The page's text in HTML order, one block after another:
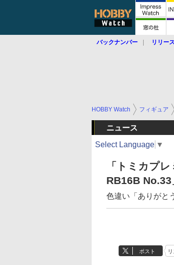
バックナンバー リリー
HOBBY Watch フィギュア
ニュース
Select Language ▼
「トミカプ
RB16B No.33
色違い「ありがと
ポスト